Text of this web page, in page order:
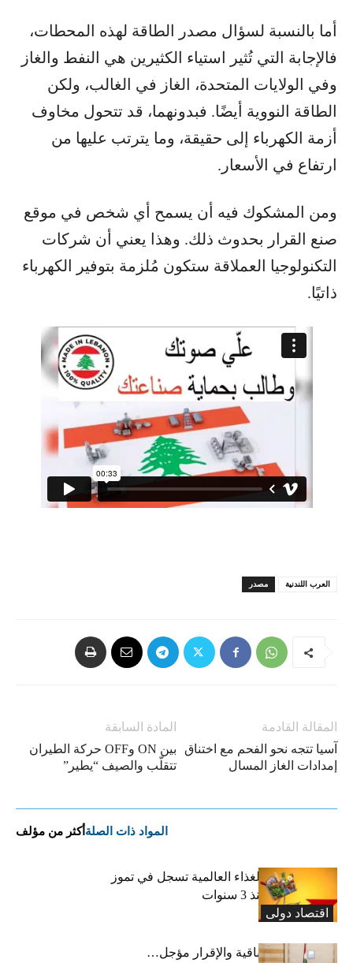
أما بالنسبة لسؤال مصدر الطاقة لهذه المحطات،
فالإجابة التي تُثير استياء الكثيرين هي النفط والغاز
وفي الولايات المتحدة، الغاز في الغالب، ولكن
الطاقة النووية أيضًا. فبدونهما، قد تتحول مخاوف
أزمة الكهرباء إلى حقيقة، وما يترتب عليها من
ارتفاع في الأسعار.
ومن المشكوك فيه أن يسمح أي شخص في موقع
صنع القرار بحدوث ذلك. وهذا يعني أن شركات
التكنولوجيا العملاقة ستكون مُلزمة بتوفير الكهرباء
ذاتيًا.
مصدر العرب اللندنية
المادة السابقة
بين ON وOFF حركة الطيران
تتقلّب والصيف “يطير”
المقالة القادمة
آسيا تتجه نحو الفحم مع اختناق
إمدادات الغاز المسال
المواد ذات الصلة أكثر من مؤلف
اقتصاد دولی
“الفاو”: أسعار الغذاء العالمية تسجل في تموز
أعلى مستوى منذ 3 سنوات
رسوم النفايات باقية والإقرار مؤجل…